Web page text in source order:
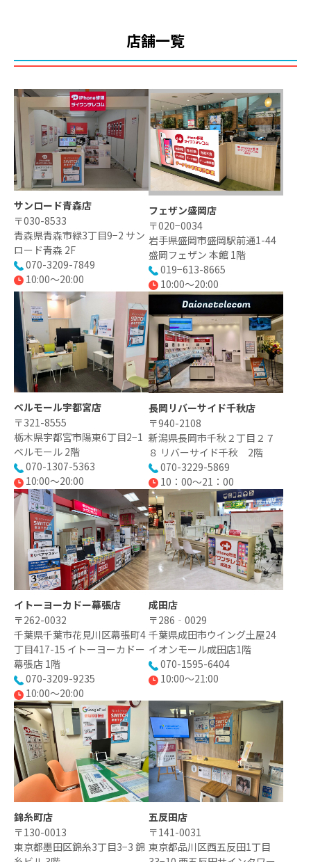
店舗一覧
サンロード青森店
〒030-8533
青森県青森市緑3丁目9−2 サン
ロード青森 2F
070-3209-7849
10:00～20:00
フェザン盛岡店
〒020−0034
岩手県盛岡市盛岡駅前通1-44
盛岡フェザン 本館 1階
019−613-8665
10:00～20:00
ベルモール宇都宮店
〒321-8555
栃木県宇都宮市陽東6丁目2−1
ベルモール 2階
070-1307-5363
10:00～20:00
長岡リバーサイド千秋店
〒940-2108
新潟県長岡市千秋２丁目２７
８ リバーサイド千秋 2階
070-3229-5869
10：00～21：00
イトーヨーカドー幕張店
〒262-0032
千葉県千葉市花見川区幕張町4
丁目417-15 イトーヨーカドー
幕張店 1階
070-3209-9235
10:00～20:00
成田店
〒286‐0029
千葉県成田市ウイング土屋24
イオンモール成田店1階
070-1595-6404
10:00〜21:00
錦糸町店
〒130-0013
東京都墨田区錦糸3丁目3−3 錦
五反田店
〒141-0031
東京都品川区西五反田1丁目